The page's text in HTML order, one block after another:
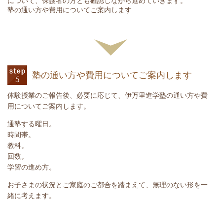
塾の通い方や費用についてご案内します
塾の通い方や費用についてご案内します
体験授業のご報告後、必要に応じて、伊万里進学塾の通い方や費
用についてご案内します。
通塾する曜日。
時間帯。
教科。
回数。
学習の進め方。
お子さまの状況とご家庭のご都合を踏まえて、無理のない形を一
緒に考えます。